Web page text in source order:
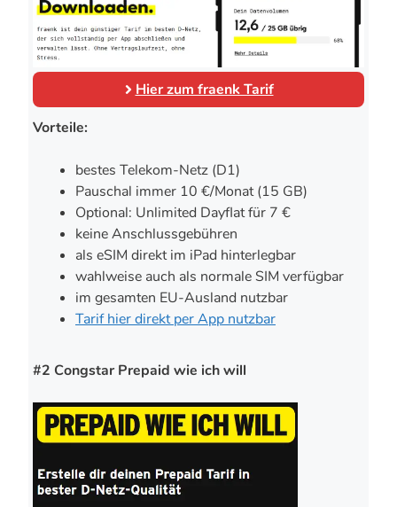
Hier zum fraenk Tarif
Vorteile:
bestes Telekom-Netz (D1)
Pauschal immer 10 €/Monat (15 GB)
Optional: Unlimited Dayflat für 7 €
keine Anschlussgebühren
als eSIM direkt im iPad hinterlegbar
wahlweise auch als normale SIM verfügbar
im gesamten EU-Ausland nutzbar
Tarif hier direkt per App nutzbar
#2 Congstar Prepaid wie ich will